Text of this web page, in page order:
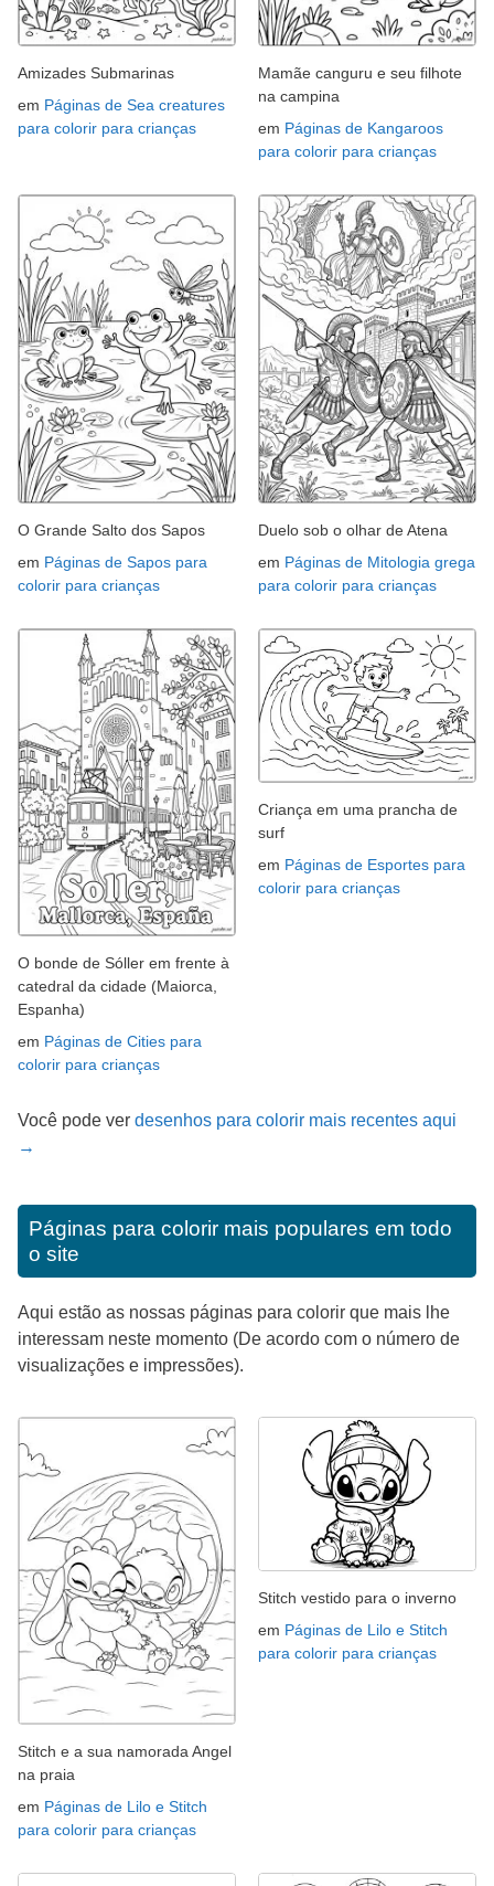
Amizades Submarinas
em Páginas de Sea creatures
para colorir para crianças
Mamãe canguru e seu filhote
na campina
em Páginas de Kangaroos
para colorir para crianças
O Grande Salto dos Sapos
em Páginas de Sapos para
colorir para crianças
Duelo sob o olhar de Atena
em Páginas de Mitologia grega
para colorir para crianças
O bonde de Sóller em frente à
catedral da cidade (Maiorca,
Espanha)
em Páginas de Cities para
colorir para crianças
Criança em uma prancha de
surf
em Páginas de Esportes para
colorir para crianças
Você pode ver desenhos para colorir mais recentes aqui
→
Páginas para colorir mais populares em todo
o site
Aqui estão as nossas páginas para colorir que mais lhe
interessam neste momento (De acordo com o número de
visualizações e impressões).
Stitch e a sua namorada Angel
na praia
em Páginas de Lilo e Stitch
para colorir para crianças
Stitch vestido para o inverno
em Páginas de Lilo e Stitch
para colorir para crianças